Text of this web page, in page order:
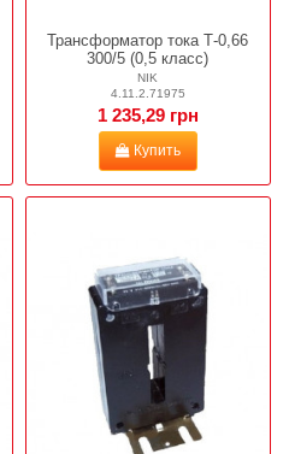
Трансформатор тока Т-0,66
300/5 (0,5 класс)
NIK
4.11.2.71975
1 235,29 грн
Купить